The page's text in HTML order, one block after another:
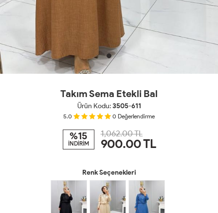
Takım Sema Etekli Bal
Ürün Kodu:3505-611
5.0 0 Değerlendirme
%15
İNDİRİM
1,062.00 TL
900.00TL
Renk Seçenekleri